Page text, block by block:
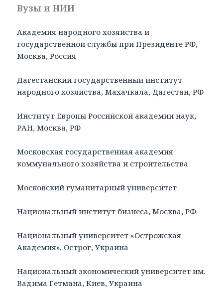
Вузы и НИИ
Академия народного хозяйства и
государственной службы при Президенте РФ,
Москва, Россия
Дагестанский государственный институт
народного хозяйства, Махачкала, Дагестан, РФ
Институт Европы Российской академии наук,
РАН, Москва, РФ
Московская государственная академия
коммунального хозяйства и строительства
Московский гуманитарный университет
Национальный институт бизнеса, Москва, РФ
Национальный университет «Острожская
Академия», Острог, Украина
Национальный экономический университет им.
Вадима Гетмана, Киев, Украина